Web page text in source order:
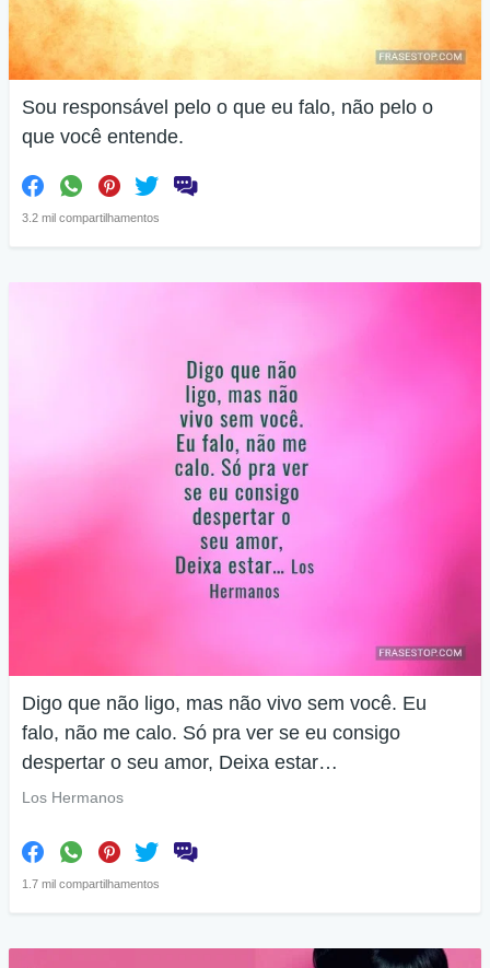
Sou responsável pelo o que eu falo, não pelo o
que você entende.
3.2 mil compartilhamentos
Digo que não ligo, mas não vivo sem você. Eu
falo, não me calo. Só pra ver se eu consigo
despertar o seu amor, Deixa estar…
Los Hermanos
1.7 mil compartilhamentos